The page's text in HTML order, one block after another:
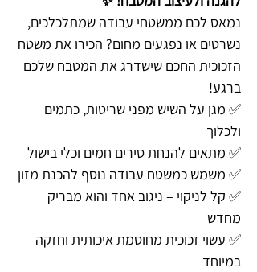
נמאס לכם ממשטחי עבודה שמתלכלכים,
נשרטים או נפגעים מחום? הכירו את משטח
הזכוכית החכם שישדרג את המטבח שלכם
ברגע!
✅ מגן על השיש מפני שריטות, כתמים
ולכלוך
✅ מתאים להנחת סירים חמים וכלי בישול
✅ משמש כמשטח עבודה נוסף להכנת מזון
✅ קל לניקוי – ניגוב אחד והוא מבריק
מחדש
✅ עשוי זכוכית מחוסמת איכותית וחזקה
במיוחד